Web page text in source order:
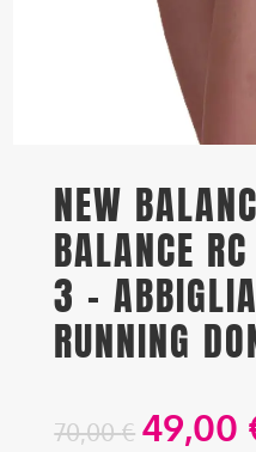
NEW
BALANCE
3 –
RUNNING
70,00€ 49,00